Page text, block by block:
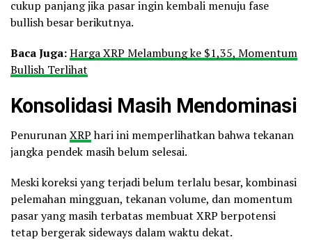
cukup panjang jika pasar ingin kembali menuju fase
bullish besar berikutnya.
Baca Juga:Harga XRP Melambung ke $1,35, Momentum
Bullish Terlihat
Konsolidasi Masih Mendominasi
PenurunanXRPhari ini memperlihatkan bahwa tekanan
jangka pendek masih belum selesai.
Meski koreksi yang terjadi belum terlalu besar, kombinasi
pelemahan mingguan, tekanan volume, dan momentum
pasar yang masih terbatas membuat XRP berpotensi
tetap bergerak sideways dalam waktu dekat.